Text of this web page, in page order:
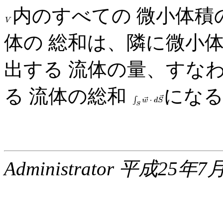
内のすべての 微小体
体の 総和は、隣に微小
出する 流体の量、すな
る 流体の総和
にな
Administrator 平成25年7